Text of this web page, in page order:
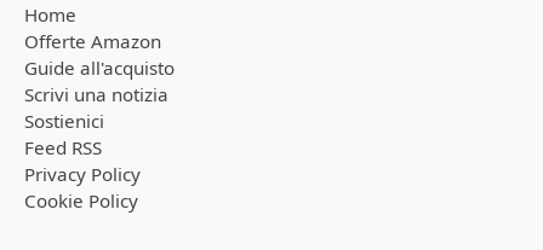
Home
Offerte Amazon
Guide all'acquisto
Scrivi una notizia
Sostienici
Feed RSS
Privacy Policy
Cookie Policy